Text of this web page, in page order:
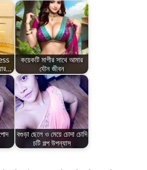
কয়েকটি মাগীর সাথে আমার
যৌন জীবন
বগুড়া ছেলে ও মেয়ে চোদা চোদি
চটি গল্প উপন্যাস